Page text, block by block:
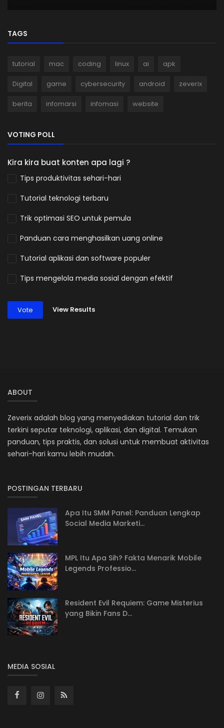
TAGS
tutorial mac coding linux ai apk
Digital game cybersecurity android zeverix
berita infomarsi infomasi website
VOTING POLL
Kira kira buat konten apa lagi ?
Tips produktivitas sehari-hari
Tutorial teknologi terbaru
Trik optimasi SEO untuk pemula
Panduan cara menghasilkan uang online
Tutorial aplikasi dan software populer
Tips mengelola media sosial dengan efektif
Vote View Results
ABOUT
Zeverix adalah blog yang menyediakan tutorial dan trik
terkini seputar teknologi, aplikasi, dan digital. Temukan
panduan, tips praktis, dan solusi untuk membuat aktivitas
sehari-hari kamu lebih mudah.
POSTINGAN TERBARU
Apa Itu SMM Panel: Panduan Lengkap
Social Media Marketi...
MPL Itu Apa Sih? Fakta Menarik Mobile
Legends Professio...
Resident Evil Requiem: Game Misterius
yang Bikin Fans D...
MEDIA SOSIAL